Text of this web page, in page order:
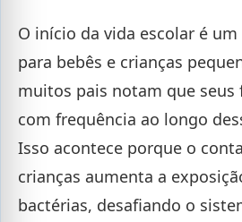
O início da vida escolar é
para bebês e crianças
muitos pais notam que seus
com frequência ao longo
Isso acontece porque o
crianças aumenta a
bactérias, desafiando o